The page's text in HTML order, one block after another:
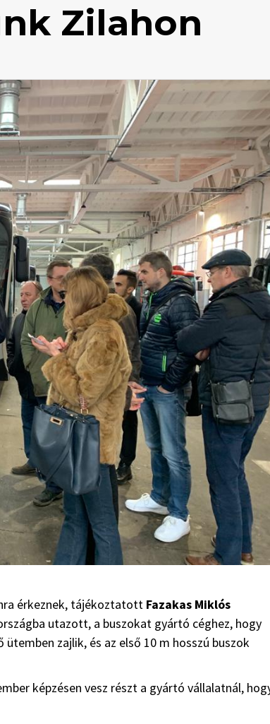
Zilahon
érkeznek, tájékoztatott Fazakas Miklós
utazott, a buszokat gyártó céghez, hogy
zajlik, és az első 10 m hosszú buszok
képzésen vesz részt a gyártó vállalatnál,